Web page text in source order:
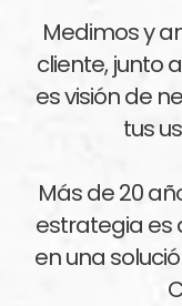
Medimos y
cliente, junto
es visión de
tus
Más de 20
estrategia es
en una